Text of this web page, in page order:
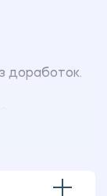
доработок.
заведения.